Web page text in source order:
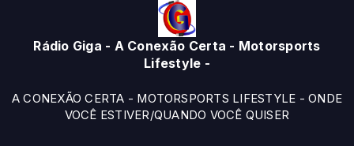
Rádio Giga - A Conexão Certa - Motorsports
Lifestyle -
A CONEXÃO CERTA - MOTORSPORTS LIFESTYLE - ONDE
VOCÊ ESTIVER/QUANDO VOCÊ QUISER